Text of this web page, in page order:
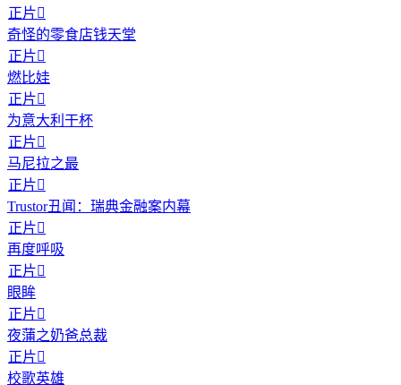
正片
奇怪的零食店钱天堂
正片
燃比娃
正片
为意大利干杯
正片
马尼拉之最
正片
Trustor丑闻：瑞典金融案内幕
正片
再度呼吸
正片
眼眸
正片
夜蒲之奶爸总裁
正片
校歌英雄